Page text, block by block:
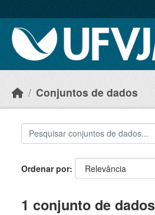
Conjuntos de dados
Ordenar por
1 conjunto de